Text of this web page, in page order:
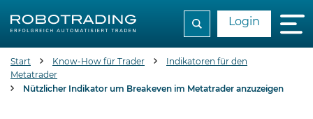
Login
Start Know-How für Trader
Indikatoren für den
Metatrader
Nützlicher Indikator um Breakeven im Metatrader anzuzeigen